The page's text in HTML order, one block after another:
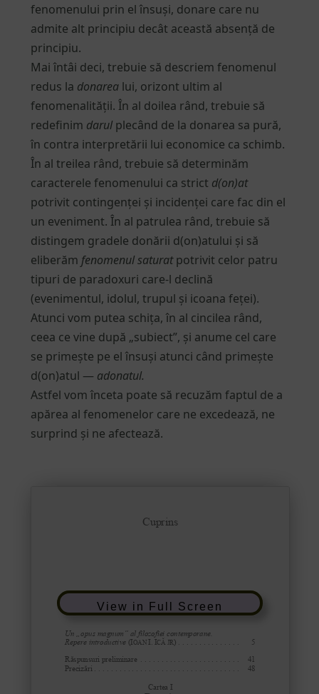
fenomenului prin el însuși, donare care nu
admite alt principiu decât această absență de
principiu.
Mai întâi deci, trebuie să descriem fenomenul
redus la donarealui, orizont ultim al
fenomenalității. În al doilea rând, trebuie să
redefinim darulplecând de la donarea sa pură,
în contra interpretării lui economice ca schimb.
În al treilea rând, trebuie să determinăm
caracterele fenomenului ca strict d(on)at
potrivit contingenței și incidenței care fac din el
un eveniment. În al patrulea rând, trebuie să
distingem gradele donării d(on)atului și să
eliberăm fenomenul saturatpotrivit celor patru
tipuri de paradoxuri care-l declină
(evenimentul, idolul, trupul și icoana feței).
Atunci vom putea schița, în al cincilea rând,
ceea ce vine după „subiect”, și anume cel care
se primește pe el însuși atunci când primește
d(on)atul — adonatul.
Astfel vom înceta poate să recuzăm faptul de a
apărea al fenomenelor care ne excedează, ne
surprind și ne afectează.
View in Full Screen